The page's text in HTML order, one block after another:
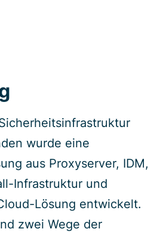
wurde eine
aus Proxyserver, IDM,
Infrastruktur und
Lösung entwickelt.
zwei Wege der